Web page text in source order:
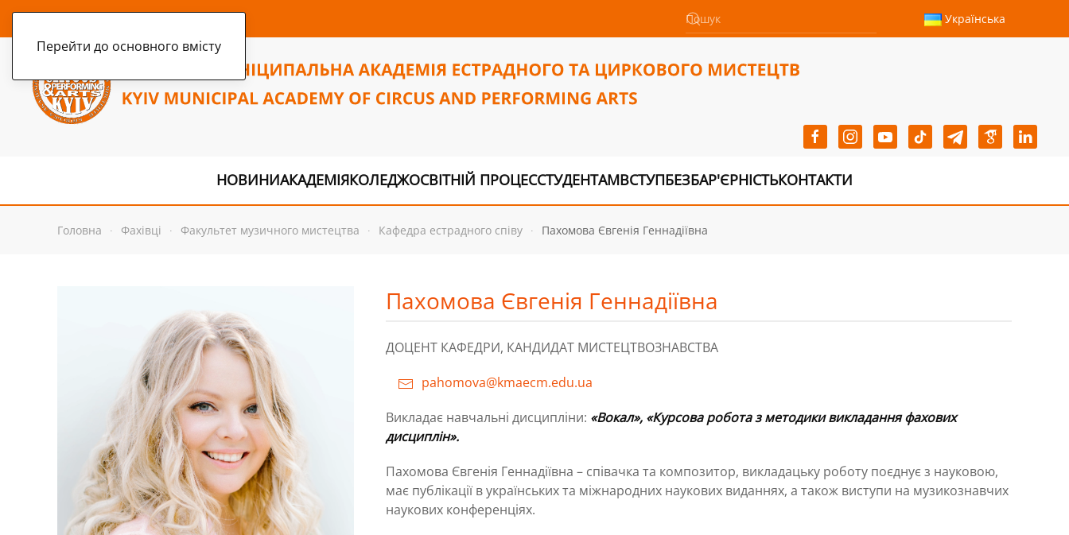
Перейти до основного вмісту
Українська
НОВИНИАКАДЕМІЯКОЛЕДЖОСВІТНІЙ ПРОЦЕССТУДЕНТАМВСТУПБЕЗБАР'ЄРНІСТЬКОНТАКТИ
Головна Фахівці Факультет музичного мистецтва Кафедра естрадного співу Пахомова Євгенія Геннадіївна
Пахомова Євгенія Геннадіївна
ДОЦЕНТ КАФЕДРИ, КАНДИДАТ МИСТЕЦТВОЗНАВСТВА
pahomova@kmaecm.edu.ua
Викладає навчальні дисципліни: «Вокал», «Курсова робота з методики викладання фахових
дисциплін».
Пахомова Євгенія Геннадіївна – співачка та композитор, викладацьку роботу поєднує з науковою,
має публікації в українських та міжнародних наукових виданнях, а також виступи на музикознавчих
наукових конференціях.